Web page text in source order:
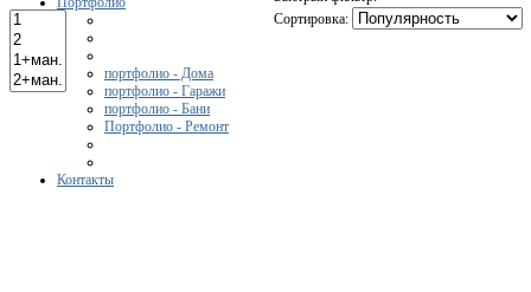
портфолио - Дома
портфолио - Гаражи
портфолио - Бани
Портфолио - Ремонт
Контакты
Сортировка: